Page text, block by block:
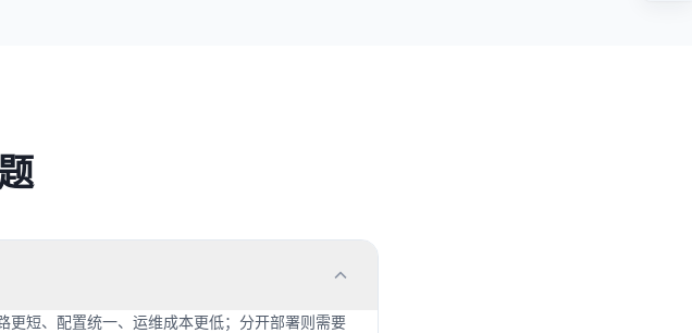
更短、配置统一、运维成本更低；分开部署则需要